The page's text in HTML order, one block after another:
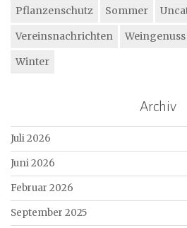
Pflanzenschutz
Sommer
Vereinsnachrichten
Weingenuss
Winter
Archiv
Juli 2026
Juni 2026
Februar 2026
September 2025